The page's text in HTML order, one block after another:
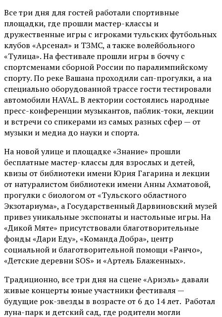
Все три дня для гостей работали спортивные
площадки, где прошли мастер-классы и
дружественные игры с игроками тульских футбольных
клубов «Арсенал» и ТЗМС, а также волейбольного
«Тулица». На фестивале прошли игры в боччу с
спортсменами сборной России по паралимпийскому
спорту. По реке Вашана проходили сап-прогулки, а на
специально оборудованной трассе гости тестировали
автомобили HAVAL. В лектории состоялись народные
пресс-конференции музыкантов, паблик-токи, лекции
и встречи со спикерами из самых разных сфер — от
музыки и медиа до науки и спорта.
На новой улице и площадке «Знание» прошли
бесплатные мастер-классы для взрослых и детей,
квизы от библиотеки имени Юрия Гагарина и лекции
от натуралистом библиотеки имени Анны Ахматовой,
прогулки с биологом от «Тульского областного
Экзотариума», а Государственный Дарвиновский музей
привез уникальные экспонаты и настольные игры. На
«Дикой Мяте» присутствовали благотворительные
фонды «Дари Еду», «Команда Добра», центр
социальной и благотворительной помощи «Ранчо»,
«Детские деревни SOS» и «Артель Блаженных».
Традиционно, все три дня на сцене«Ариэль» давали
живые концерты юные участники фестиваля —
будущие рок-звезды в возрасте от 6 до 14 лет. Работал
луна-парк и детский сад, где родители могли